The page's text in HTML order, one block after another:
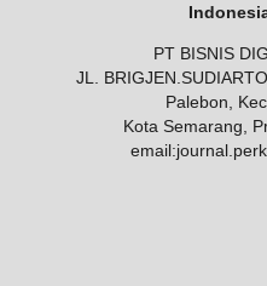
PT BISNIS
JL.
Palebon,
Kota Semarang,
email: